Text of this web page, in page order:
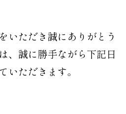
いただき誠にありがとう
、誠に勝手ながら下記日
いただきます。